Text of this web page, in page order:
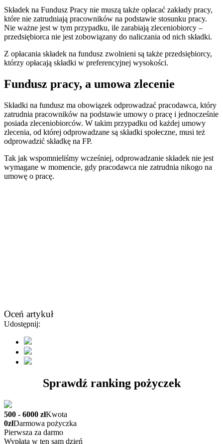
Składek na Fundusz Pracy nie muszą także opłacać zakłady pracy,
które nie zatrudniają pracowników na podstawie stosunku pracy.
Nie ważne jest w tym przypadku, ile zarabiają zleceniobiorcy –
przedsiębiorca nie jest zobowiązany do naliczania od nich składki.
Z opłacania składek na fundusz zwolnieni są także przedsiębiorcy,
którzy opłacają składki w preferencyjnej wysokości.
Fundusz pracy, a umowa zlecenie
Składki na fundusz ma obowiązek odprowadzać pracodawca, który
zatrudnia pracowników na podstawie umowy o pracę i jednocześnie
posiada zleceniobiorców. W takim przypadku od każdej umowy
zlecenia, od której odprowadzane są składki społeczne, musi też
odprowadzić składkę na FP.
Tak jak wspomnieliśmy wcześniej, odprowadzanie składek nie jest
wymagane w momencie, gdy pracodawca nie zatrudnia nikogo na
umowę o pracę.
Oceń artykuł
Udostępnij:
Sprawdź ranking pożyczek
500 - 6000 złKwota
0złDarmowa pożyczka
Pierwsza za darmo
Wypłata w ten sam dzień